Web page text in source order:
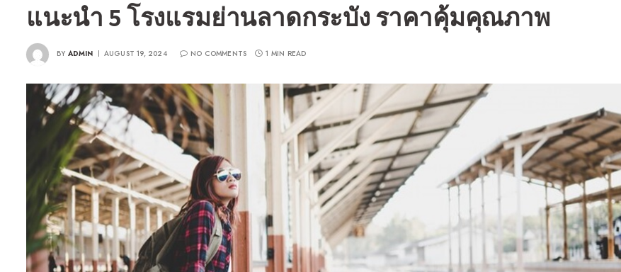
แนะนำ 5 โรงแรมย่านลาดกระบัง ราคาคุ้มคุณภาพ
BY ADMIN AUGUST 19, 2024 NO COMMENTS 1 MIN READ